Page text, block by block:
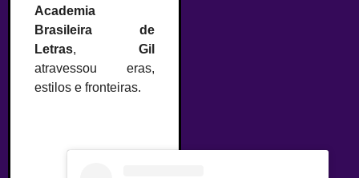
Academia
Brasileira de
Letras, Gil
atravessou eras,
estilos e fronteiras.